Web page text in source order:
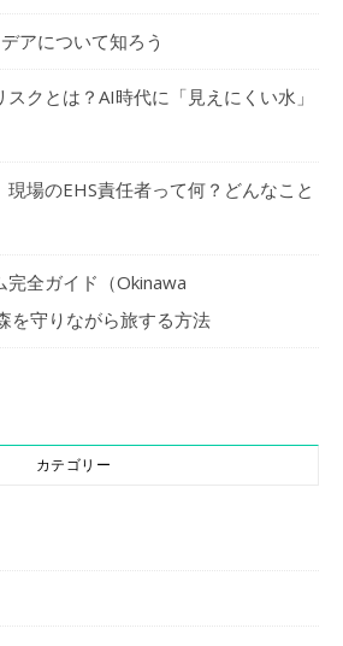
アについて知ろう
クとは？AI時代に「見えにくい水」
現場のEHS責任者って何？どんなこと
全ガイド（Okinawa
を守りながら旅する方法
カテゴリー